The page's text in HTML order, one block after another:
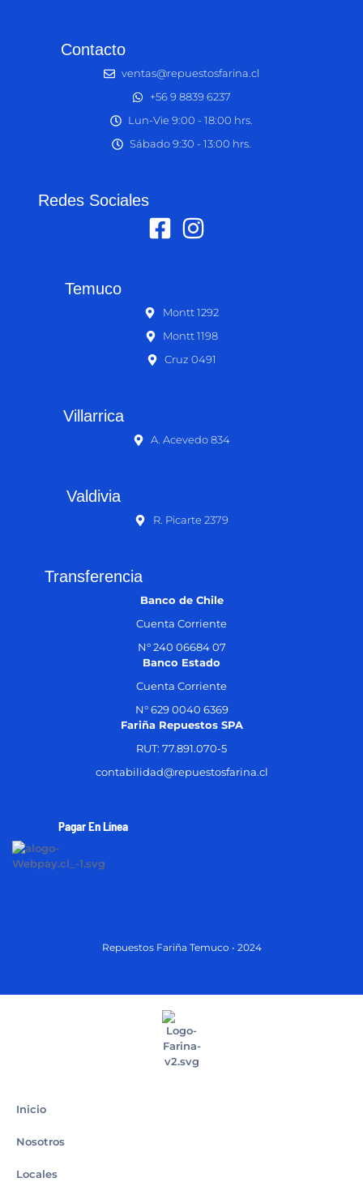
Contacto
ventas@repuestosfarina.cl
+56 9 8839 6237
Lun-Vie 9:00 - 18:00 hrs.
Sábado 9:30 - 13:00 hrs.
Redes Sociales
Temuco
Montt 1292
Montt 1198
Cruz 0491
Villarrica
A. Acevedo 834
Valdivia
R. Picarte 2379
Transferencia
Banco de Chile
Cuenta Corriente
N° 240 06684 07
Banco Estado
Cuenta Corriente
N° 629 0040 6369
Fariña Repuestos SPA
RUT: 77.891.070-5
contabilidad@repuestosfarina.cl
Pagar En Línea
Repuestos Fariña Temuco • 2024
Inicio
Nosotros
Locales